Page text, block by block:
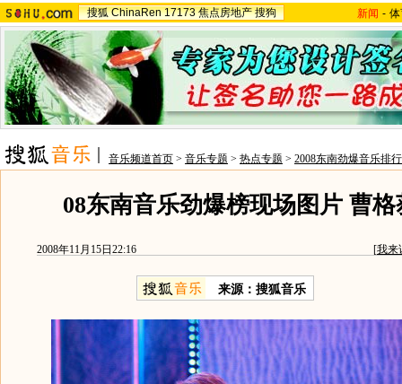
搜狐 ChinaRen 17173 焦点房地产 搜狗 新闻 -
音乐频道首页 > 音乐专题 > 热点专题 > 2008东南劲爆音乐排
08东南音乐劲爆榜现场图片 曹
2008年11月15日22:16 [我来
来源：搜狐音乐